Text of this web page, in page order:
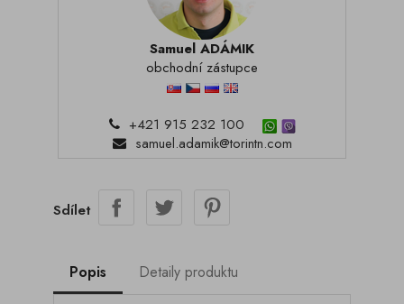
Samuel ADÁMIK
obchodní zástupce
+421 915 232 100
samuel.adamik@torintn.com
Sdílet
Popis Detaily produktu